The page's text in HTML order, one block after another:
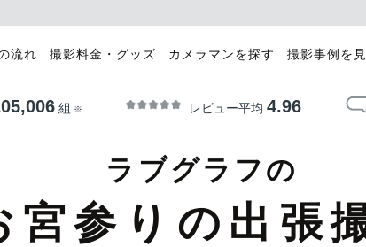
流れ 撮影料金・グッズ カメラマンを探す 撮影事例を
組 ※ レビュー平均 4.96
ラブグラフの
宮参りの出張